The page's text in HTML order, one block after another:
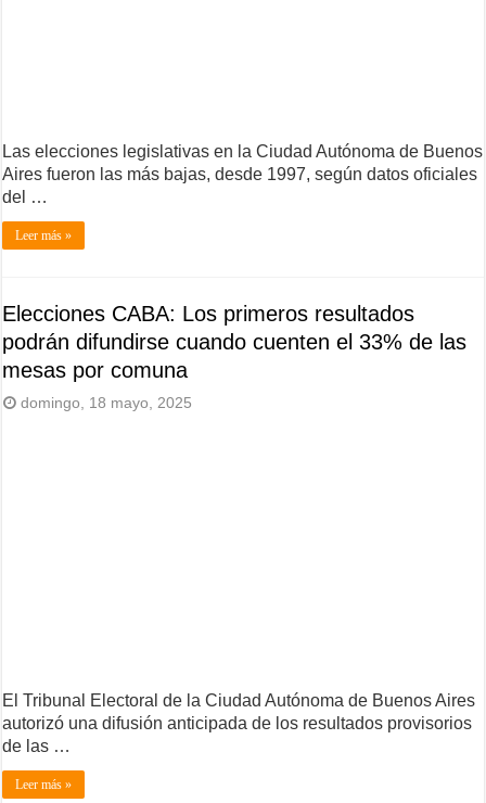
Las elecciones legislativas en la Ciudad Autónoma de Buenos
Aires fueron las más bajas, desde 1997, según datos oficiales
del …
Leer más »
Elecciones CABA: Los primeros resultados
podrán difundirse cuando cuenten el 33% de las
mesas por comuna
domingo, 18 mayo, 2025
El Tribunal Electoral de la Ciudad Autónoma de Buenos Aires
autorizó una difusión anticipada de los resultados provisorios
de las …
Leer más »